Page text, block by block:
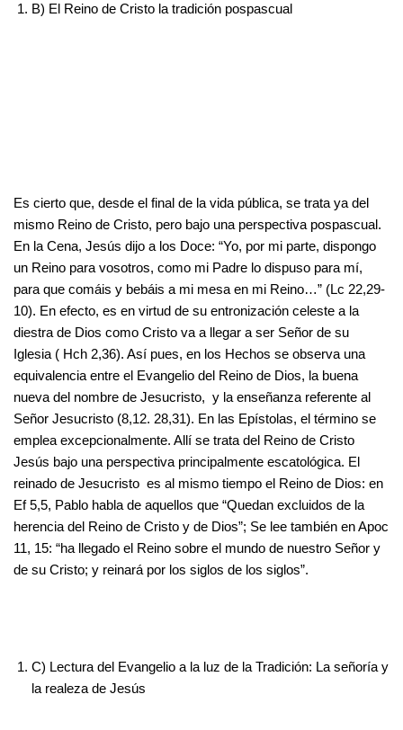
B) El Reino de Cristo la tradición pospascual
Es cierto que, desde el final de la vida pública, se trata ya del
mismo Reino de Cristo, pero bajo una perspectiva pospascual.
En la Cena, Jesús dijo a los Doce: “Yo, por mi parte, dispongo
un Reino para vosotros, como mi Padre lo dispuso para mí,
para que comáis y bebáis a mi mesa en mi Reino…” (Lc 22,29-
10). En efecto, es en virtud de su entronización celeste a la
diestra de Dios como Cristo va a llegar a ser Señor de su
Iglesia ( Hch 2,36). Así pues, en los Hechos se observa una
equivalencia entre el Evangelio del Reino de Dios, la buena
nueva del nombre de Jesucristo, y la enseñanza referente al
Señor Jesucristo (8,12. 28,31). En las Epístolas, el término se
emplea excepcionalmente. Allí se trata del Reino de Cristo
Jesús bajo una perspectiva principalmente escatológica. El
reinado de Jesucristo es al mismo tiempo el Reino de Dios: en
Ef 5,5, Pablo habla de aquellos que “Quedan excluidos de la
herencia del Reino de Cristo y de Dios”; Se lee también en Apoc
11, 15: “ha llegado el Reino sobre el mundo de nuestro Señor y
de su Cristo; y reinará por los siglos de los siglos”.
C) Lectura del Evangelio a la luz de la Tradición: La señoría y
la realeza de Jesús